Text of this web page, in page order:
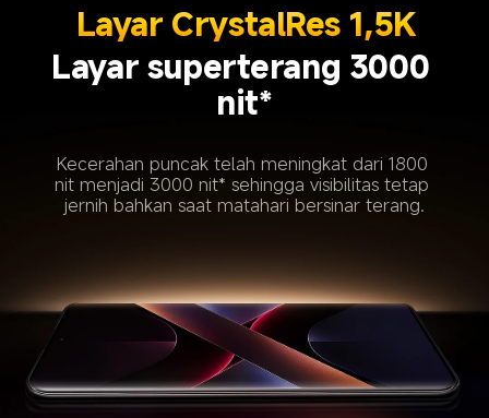
Layar CrystalRes 1,5K
Layar superterang 3000
nit*
Kecerahan puncak telah meningkat dari 1800
nit menjadi 3000 nit* sehingga visibilitas tetap
jernih bahkan saat matahari bersinar terang.